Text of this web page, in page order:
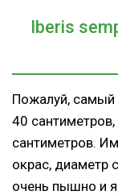
Iberis
Пожалуй, самый
40
сантиметров.
окрас, диаметр
очень пышно и